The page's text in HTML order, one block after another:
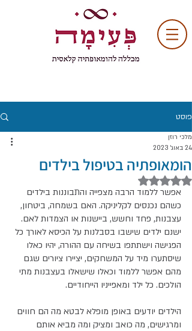
פוסט
הומאופתיה בטיפול בילדים
מלכי רוזן
24 באוג׳ 2023
דירוג של NaN מתוך 5 כוכבים
אפשר ללמוד הרבה מצפייה והתבוננות בילדים
כשהם נכנסים לקליניקה. האם בשמחה, ביטחון,
עצבנות, פחד וחשש, ביישנות או הצמדות לאם.
ישנם ילדים שישבו בסבלנות על הכיסא לאורך כל
הפגישה וישתתפו בשיחה עם ההורה, יהיו כאלו
שיסתערו מיד על המשחקים, יציירו ציורים שגם
מהם אפשר ללמוד וכאלו שישאלו בעצבנות מתי
הולכים. כל ילד ומאפייניו הייחודיים.
הילדים יודעים באופן מופלא לבטא מה הם חווים
ומרגישים, מה כואב ומציק ומה מביא אותם